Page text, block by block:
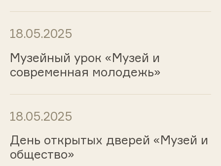
18.05.2025
Музейный урок «Музей и
современная молодежь»
18.05.2025
День открытых дверей «Музей и
общество»